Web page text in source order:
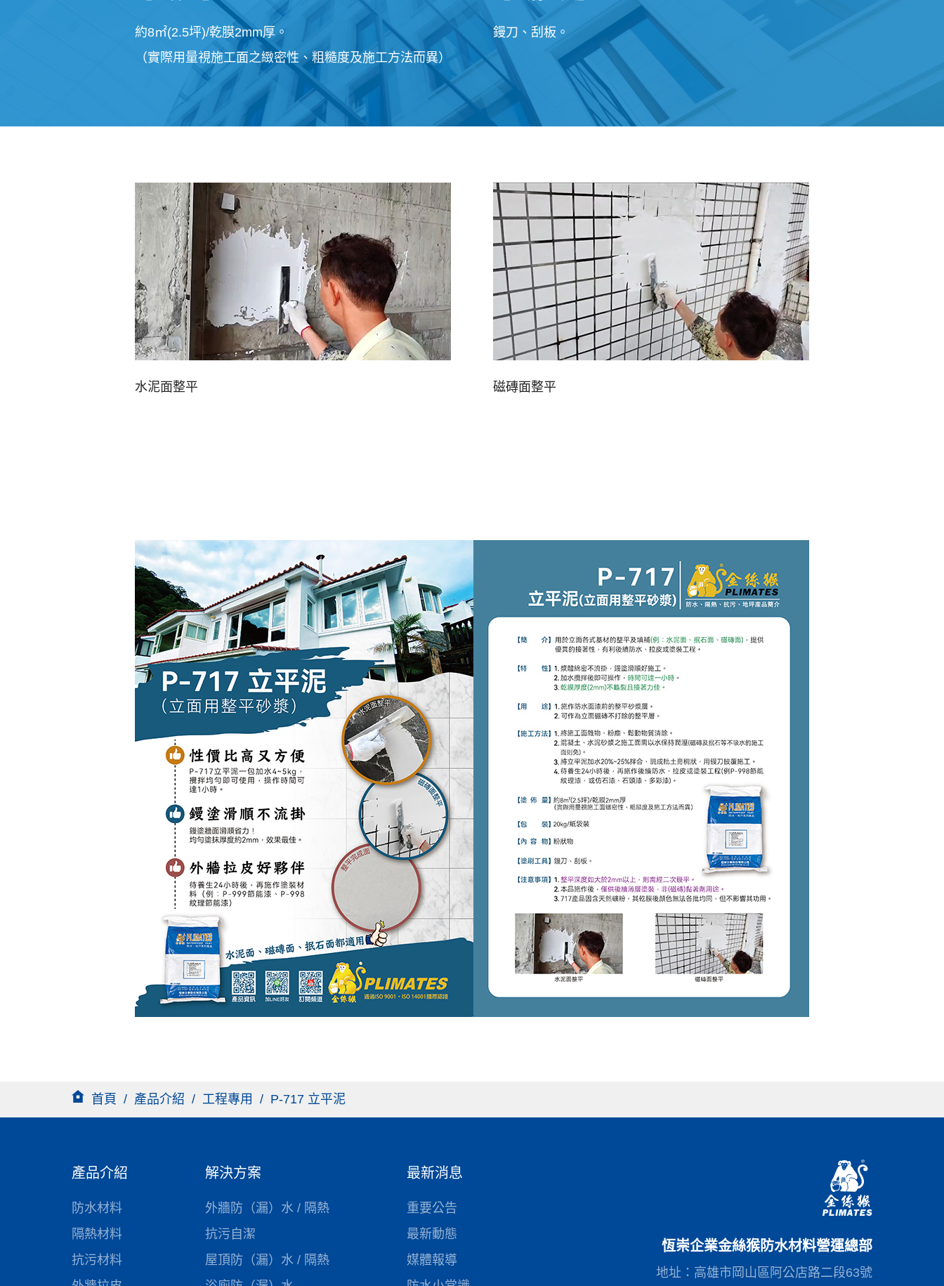
約8㎡(2.5坪)/乾膜2mm厚。
（實際用量視施工面之緻密性、粗糙度及施工方法而異）
鏝刀、刮板。
水泥面整平 磁磚面整平
首頁 / 產品介紹 / 工程專用 / P-717 立平泥
產品介紹
防水材料
隔熱材料
抗污材料
解決方案
外牆防（漏）水 / 隔熱
抗污自潔
屋頂防（漏）水 / 隔熱
最新消息
重要公告
最新動態
媒體報導
恆崇企業金絲猴防水材料營運總部
地址：高雄市岡山區阿公店路二段63號